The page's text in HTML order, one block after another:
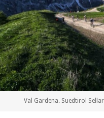
Val Gardena. Suedtirol